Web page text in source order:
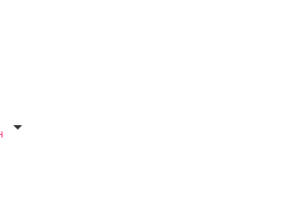
